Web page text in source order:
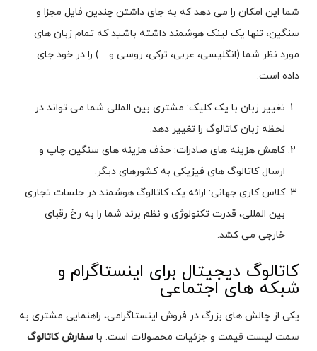
شما این امکان را می دهد که به جای داشتن چندین فایل مجزا و
سنگین، تنها یک لینک هوشمند داشته باشید که تمام زبان های
مورد نظر شما (انگلیسی، عربی، ترکی، روسی و…) را در خود جای
داده است.
تغییر زبان با یک کلیک: مشتری بین المللی شما می تواند در
لحظه زبان کاتالوگ را تغییر دهد.
کاهش هزینه های صادرات: حذف هزینه های سنگین چاپ و
ارسال کاتالوگ های فیزیکی به کشورهای دیگر.
کلاس کاری جهانی: ارائه یک کاتالوگ هوشمند در جلسات تجاری
بین المللی، قدرت تکنولوژی و نظم برند شما را به رخ رقبای
خارجی می کشد.
کاتالوگ دیجیتال برای اینستاگرام و
شبکه های اجتماعی
یکی از چالش های بزرگ در فروش اینستاگرامی، راهنمایی مشتری به
سمت لیست قیمت و جزئیات محصولات است. با سفارش کاتالوگ